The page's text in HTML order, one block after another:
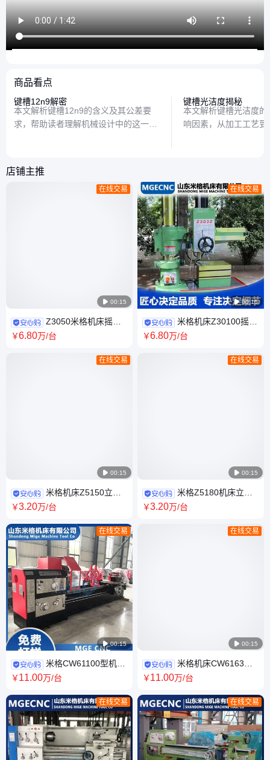
商品看点
键槽12n9解密
本文解析键槽12n9的含义及其公差要
求，帮助读者理解机械设计中的这一关
键槽光洁度揭秘
本文解析键槽光洁度
响因素，从加工工艺
店铺主推
 00:15
在线交易
Z3050米格机床摇臂
钻床厂家 可选机械加紧结构 现
￥6.80万/台
 00:15
在线交易
米格机床Z5150立式
钻床厂家 安装方式落地式 自动
￥3.20万/台
 00:15
在线交易
米格CW61100型机床
卧式车床厂家批发 出口可选 整
￥11.00万/台
在线交易
 00:15
在线交易
米格机床Z30100摇臂
钻床厂家 主轴锥度MT5 自动进
￥6.80万/台
 00:15
在线交易
米格Z5180机床立式
钻床生产厂家 YE4二级能效电
￥3.20万/台
 00:15
在线交易
米格机床CW6163卧
式车床厂家批发 回转直径按需
￥11.00万/台
在线交易